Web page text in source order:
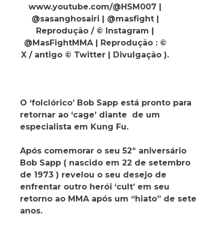
www.youtube.com/@HSM007 |
@sasanghosairi | @masfight |
Reprodução / © Instagram |
@MasFightMMA | Reprodução : ©
X / antigo © Twitter | Divulgação ).
O ‘folclórico’ Bob Sapp está pronto para
retornar ao ‘cage’ diante de um
especialista em Kung Fu.
Após comemorar o seu 52º aniversário
Bob Sapp ( nascido em 22 de setembro
de 1973 ) revelou o seu desejo de
enfrentar outro herói ‘cult’ em seu
retorno ao MMA após um “hiato” de sete
anos.